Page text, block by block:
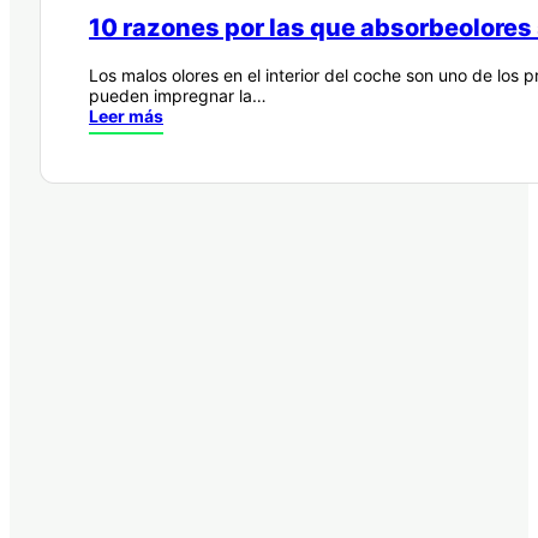
10 razones por las que
Los malos olores en el interior del coche son uno de los
pueden impregnar la…
Leer más